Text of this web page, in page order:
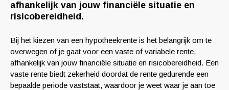
afhankelijk van jouw financiële situatie en
risicobereidheid.
Bij het kiezen van een hypotheekrente is het belangrijk om te
overwegen of je gaat voor een vaste of variabele rente,
afhankelijk van jouw financiële situatie en risicobereidheid. Een
vaste rente biedt zekerheid doordat de rente gedurende een
bepaalde periode vaststaat, waardoor je weet waar je aan toe